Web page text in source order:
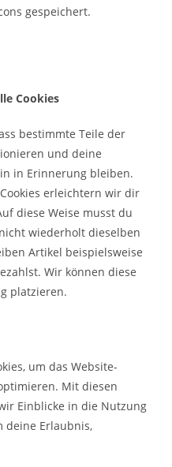
gespeichert.
Cookies
bestimmte Teile der
und deine
in Erinnerung bleiben.
erleichtern wir dir
diese Weise musst du
wiederholt dieselben
Artikel beispielsweise
Wir können diese
platzieren.
um das Website-
Mit diesen
Einblicke in die Nutzung
deine Erlaubnis,